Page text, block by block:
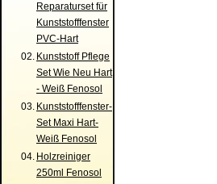
Reparaturset für
Kunststofffenster
PVC-Hart
02. Kunststoff Pflege
Set Wie Neu Hart
- Weiß Fenosol
03. Kunststofffenster-
Set Maxi Hart-
Weiß Fenosol
04. Holzreiniger
250ml Fenosol